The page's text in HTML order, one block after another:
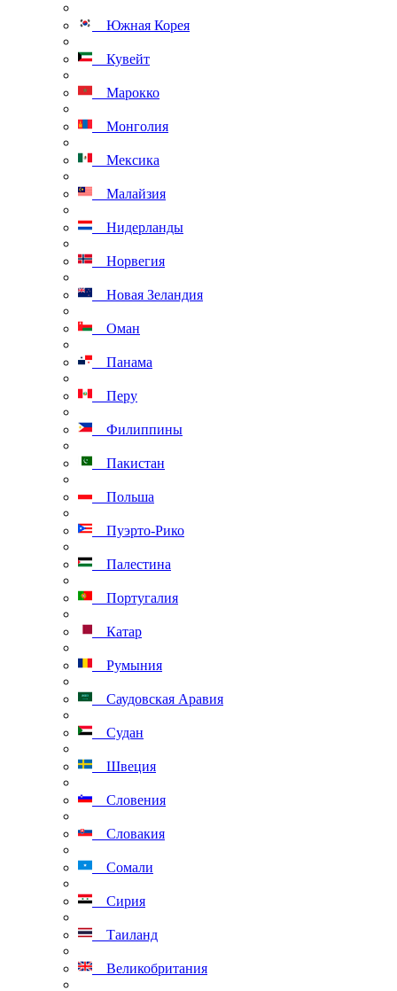
Южная Корея
Кувейт
Марокко
Монголия
Мексика
Малайзия
Нидерланды
Норвегия
Новая Зеландия
Оман
Панама
Перу
Филиппины
Пакистан
Польша
Пуэрто-Рико
Палестина
Португалия
Катар
Румыния
Саудовская Аравия
Судан
Швеция
Словения
Словакия
Сомали
Сирия
Таиланд
Великобритания